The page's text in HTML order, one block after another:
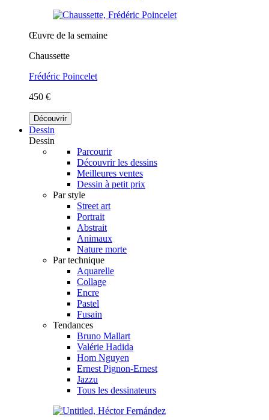
Œuvre de la semaine
Chaussette
Frédéric Poincelet
450 €
Découvrir
Dessin
Dessin
Parcourir
Découvrir les dessins
Meilleures ventes
Dessin à petit prix
Par style
Street art
Portrait
Abstrait
Animaux
Nature morte
Par technique
Aquarelle
Collage
Encre
Pastel
Fusain
Tendances
Bruno Mallart
Valérie Hadida
Hom Nguyen
Ernest Pignon-Ernest
Jazzu
Tous les dessinateurs